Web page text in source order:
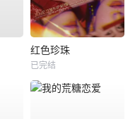
红色珍珠
已完结